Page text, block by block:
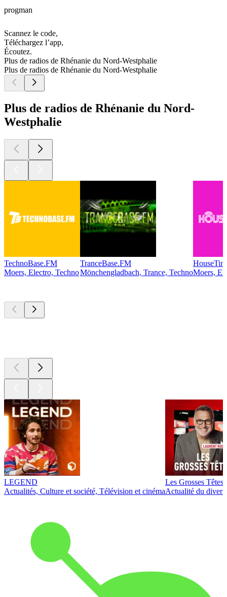
progman
Scannez le code,
Téléchargez l’app,
Écoutez.
Plus de radios de Rhénanie du Nord-Westphalie
Plus de radios de Rhénanie du Nord-Westphalie
Plus de radios de Rhénanie du Nord-
Westphalie
TechnoBase.FM
Moers, Electro, Techno
TranceBase.FM
Mönchengladbach, Trance, TechnoMoers,
LEGEND
Actualités, Culture et société, Télévision et cinéma
Les Grosses Têtes
Actualité du